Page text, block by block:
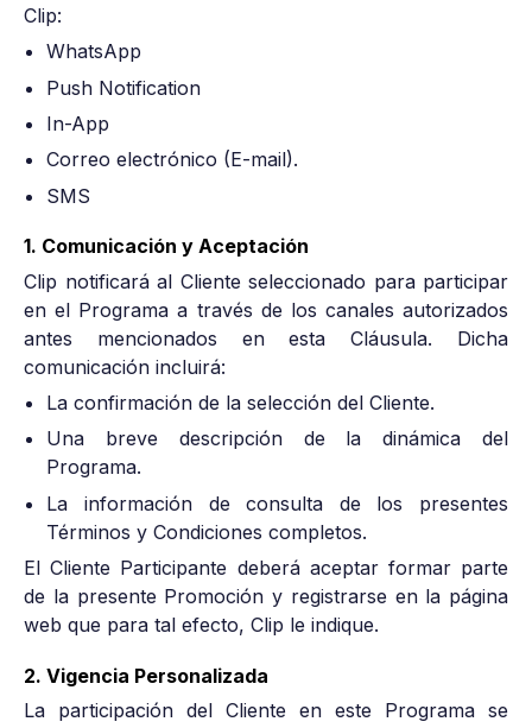
Clip:
WhatsApp
Push Notification
In-App
Correo electrónico (E-mail).
SMS
1. Comunicación y Aceptación
Clip notificará al Cliente seleccionado para participar
en el Programa a través de los canales autorizados
antes mencionados en esta Cláusula. Dicha
comunicación incluirá:
La confirmación de la selección del Cliente.
Una breve descripción de la dinámica del
Programa.
La información de consulta de los presentes
Términos y Condiciones completos.
El Cliente Participante deberá aceptar formar parte
de la presente Promoción y registrarse en la página
web que para tal efecto, Clip le indique.
2. Vigencia Personalizada
La participación del Cliente en este Programa se